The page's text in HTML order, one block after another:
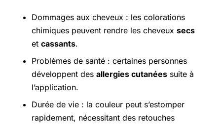
Dommages aux cheveux : les colorations
chimiques peuvent rendre les cheveux secs
et cassants.
Problèmes de santé : certaines personnes
développent des allergies cutanées suite à
l’application.
Durée de vie : la couleur peut s’estomper
rapidement, nécessitant des retouches